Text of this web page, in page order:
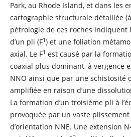
Park, au Rhode Island, et dans les
cartographie structurale détaillée (à
pétrologie de ces roches indiquent
d’un pli (F1) et une foliation
axial. Le F1 est causé par la
coaxial plus dominant, à vergence
NNO ainsi que par une schistosité
amplifiée en raison d’une
La formation d’un troisième pli à
provoquée par un vaste plissement
d’orientation NNE. Une extension